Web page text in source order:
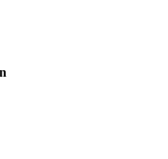
konusunda Çin’e
karşı karşıya